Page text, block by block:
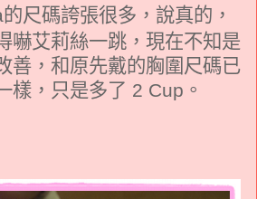
的尺碼誇張很多，說真的，
嚇艾莉絲一跳，現在不知是
善，和原先戴的胸圍尺碼已
樣，只是多了 2 Cup 。